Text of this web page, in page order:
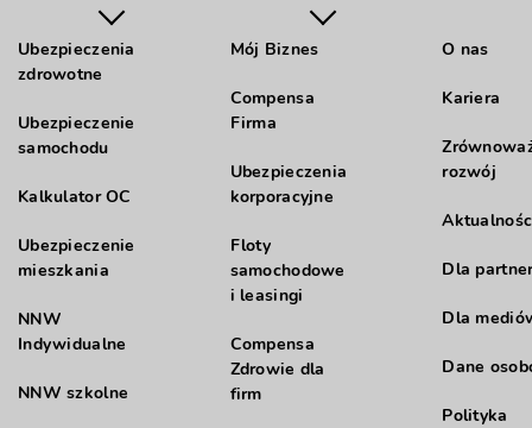
Ubezpieczenia
zdrowotne
Ubezpieczenie
samochodu
Kalkulator OC
Ubezpieczenie
mieszkania
NNW
Indywidualne
NNW szkolne
Mój Biznes
Compensa
Firma
Ubezpieczenia
korporacyjne
Floty
samochodowe
i leasingi
Compensa
Zdrowie dla
firm
O nas
Kariera
rozwój
Dla
Dla
Dane
Polityka